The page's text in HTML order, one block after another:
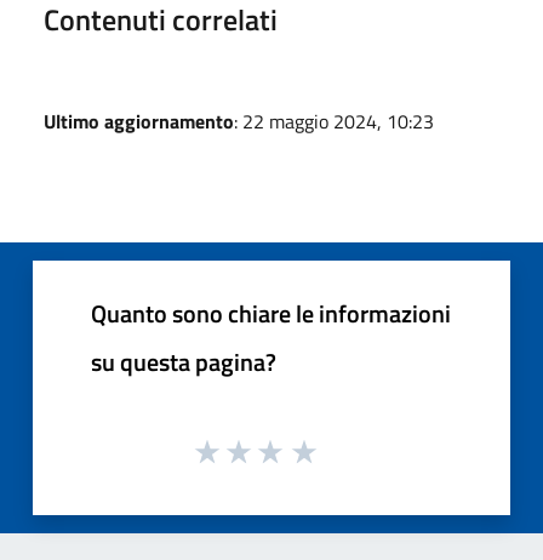
Contenuti correlati
Ultimo aggiornamento: 22 maggio 2024, 10:23
Quanto sono chiare le informazioni
su questa pagina?